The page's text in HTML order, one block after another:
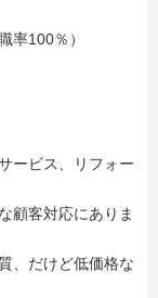
率100％）
ービス、リフォー
顧客対応にありま
、だけど低価格な